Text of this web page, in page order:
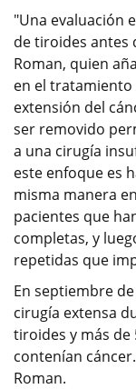
"Una evaluación
de tiroides antes
Roman, quien
en el tratamiento
extensión del
ser removido
a una cirugía
este enfoque es
misma manera
pacientes que
completas, y
repetidas que
En septiembre
cirugía extensa
tiroides y más de
contenían
Roman.